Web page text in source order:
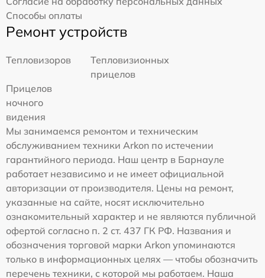
Способы оплаты
Ремонт устройств
Тепловизоров
Тепловизионных
прицелов
Прицелов
ночного
видения
Мы занимаемся ремонтом и техническим
обслуживанием техники Arkon по истечении
гарантийного периода. Наш центр в Барнауле
работает независимо и не имеет официальной
авторизации от производителя. Цены на ремонт,
указанные на сайте, носят исключительно
ознакомительный характер и не являются публичной
офертой согласно п. 2 ст. 437 ГК РФ. Названия и
обозначения торговой марки Arkon упоминаются
только в информационных целях — чтобы обозначить
перечень техники, с которой мы работаем. Наша